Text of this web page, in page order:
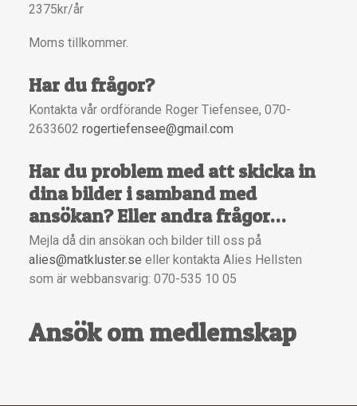
2375kr/år
Moms tillkommer.
Har du frågor?
Kontakta vår ordförande Roger Tiefensee, 070-
2633602 rogertiefensee@gmail.com
Har du problem med att skicka in
dina bilder i samband med
ansökan? Eller andra frågor…
Mejla då din ansökan och bilder till oss på
alies@matkluster.se eller kontakta Alies Hellsten
som är webbansvarig: 070-535 10 05
Ansök om medlemskap